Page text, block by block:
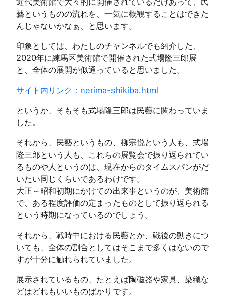
藝というものの流れを、一気に概観することはできた
んじゃないかなぁ、と思います。
印象としては、わたしのチャンネルでも紹介した、
2020年に練馬区美術館で開催された式場隆三郎展
と、全体の展開が似通っていると思いました。
サイト内リンク：nerima-shikiba.html
というか、そもそも式場隆三郎は民藝に関わっていま
した。
それから、民藝というもの、柳宗悦という人も、式場
隆三郎という人も、これらの展覧会で振り返られてい
るものや人というのは、現在からのタイムスパンがだ
いたい同じくらいであるわけです。
大正～昭和初期にかけての出来事というのが、美術館
で、ある程度評価の定まったものとして振り返られる
という時期になっているのでしょう。
それから、戦時中における民藝とか、戦後の動きにつ
いても、全体の割合としてはそこまで多くはないので
すが十分に触れられていました。
展示されているもの、たとえば陶磁器や家具、染織な
どはどれもいいものばかりです。